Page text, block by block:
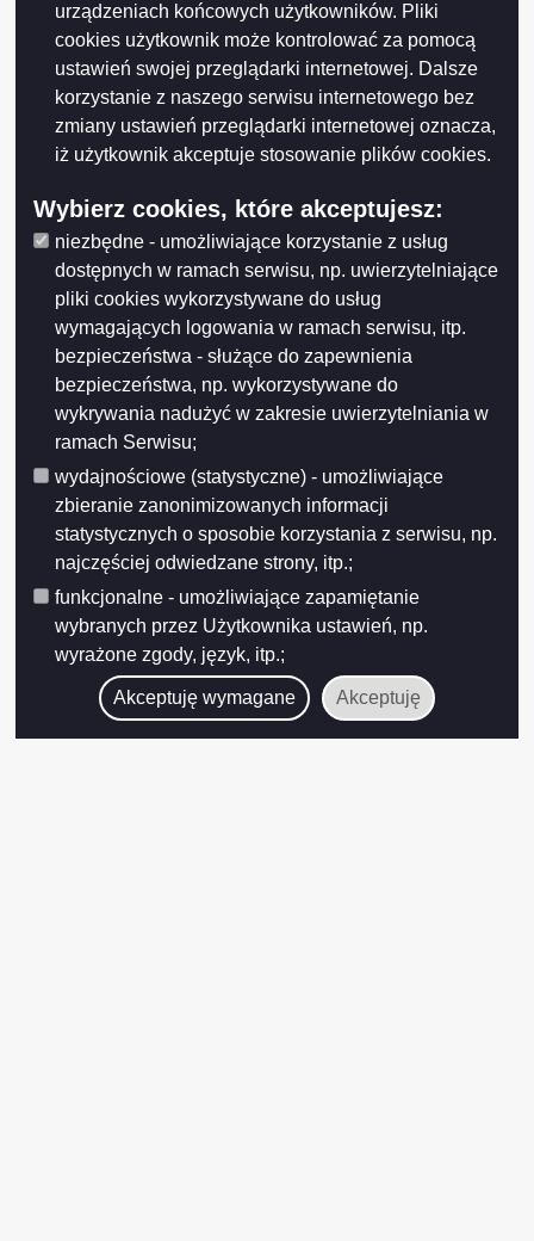
urządzeniach końcowych użytkowników. Pliki
cookies użytkownik może kontrolować za pomocą
ustawień swojej przeglądarki internetowej. Dalsze
korzystanie z naszego serwisu internetowego bez
zmiany ustawień przeglądarki internetowej oznacza,
iż użytkownik akceptuje stosowanie plików cookies.
Wybierz cookies, które akceptujesz:
niezbędne - umożliwiające korzystanie z usług
dostępnych w ramach serwisu, np. uwierzytelniające
pliki cookies wykorzystywane do usług
wymagających logowania w ramach serwisu, itp.
bezpieczeństwa - służące do zapewnienia
bezpieczeństwa, np. wykorzystywane do
wykrywania nadużyć w zakresie uwierzytelniania w
ramach Serwisu;
wydajnościowe (statystyczne) - umożliwiające
zbieranie zanonimizowanych informacji
statystycznych o sposobie korzystania z serwisu, np.
najczęściej odwiedzane strony, itp.;
funkcjonalne - umożliwiające zapamiętanie
wybranych przez Użytkownika ustawień, np.
wyrażone zgody, język, itp.;
Akceptuję wymagane Akceptuję